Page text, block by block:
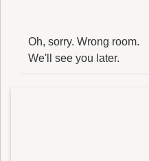
Oh, sorry. Wrong room.
We'll see you later.